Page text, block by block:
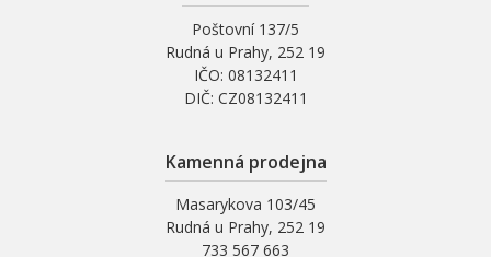
Poštovní 137/5
Rudná u Prahy, 252 19
IČO: 08132411
DIČ: CZ08132411
Kamenná prodejna
Masarykova 103/45
Rudná u Prahy, 252 19
733 567 663